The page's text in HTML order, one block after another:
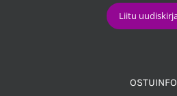
OSTUINFO